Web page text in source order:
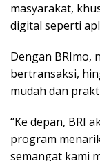
masyarakat,
digital seperti
Dengan BRImo,
bertransaksi,
mudah dan
“Ke depan, BRI
program
semangat kami